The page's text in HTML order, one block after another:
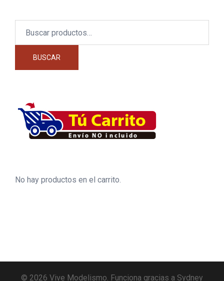
BUSCAR
No hay productos en el carrito.
© 2026 Vive Modelismo. Funciona gracias a Sydney